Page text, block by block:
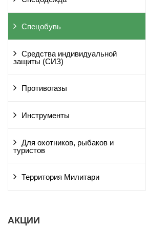
Спецобувь
Средства индивидуальной
защиты (СИЗ)
Противогазы
Инструменты
Для охотников, рыбаков и
туристов
Территория Милитари
АКЦИИ